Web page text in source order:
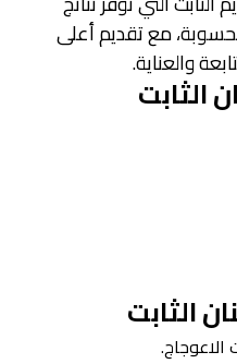
مع تقديم أعلى
والعناية.
الثابت
الثابت